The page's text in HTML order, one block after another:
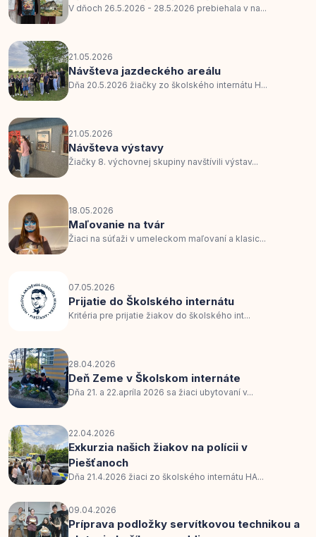
V dňoch 26.5.2026 - 28.5.2026 prebiehala v na...
21.05.2026
Návšteva jazdeckého areálu
Dňa 20.5.2026 žiačky zo školského internátu H...
21.05.2026
Návšteva výstavy
Žiačky 8. výchovnej skupiny navštívili výstav...
18.05.2026
Maľovanie na tvár
Žiaci na súťaži v umeleckom maľovaní a klasic...
07.05.2026
Prijatie do Školského internátu
Kritéria pre prijatie žiakov do školského int...
28.04.2026
Deň Zeme v Školskom internáte
Dňa 21. a 22.apríla 2026 sa žiaci ubytovaní v...
22.04.2026
Exkurzia našich žiakov na polícii v
Piešťanoch
Dňa 21.4.2026 žiaci zo školského internátu HA...
09.04.2026
Príprava podložky servítkovou technikou a